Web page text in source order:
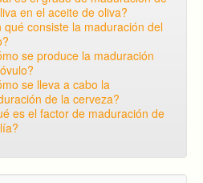
en el aceite de oliva?
qué consiste la maduración del
se produce la maduración
se lleva a cabo la
de la cerveza?
es el factor de maduración de